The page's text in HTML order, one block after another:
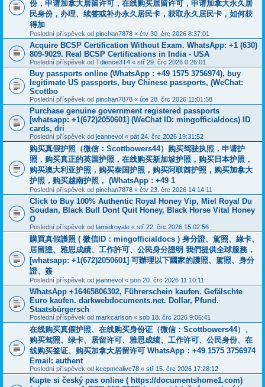
份，申请加拿大居留许可，在线购买居留许可，申请加拿大永久居
民身份，办理、续签或补办永久居民卡，获取永久居民卡，如何获
得加
Poslední příspěvek od pinchan7878 « čtv 30. črc 2026 8:37:01
Acquire BCSP Certification Without Exam. WhatsApp: +1 (630)
809-9029. Real BCSP Certifications in India - USA
Poslední příspěvek od Tdience3T4 « stř 29. črc 2026 0:26:01
Buy passports online (WhatsApp : +49 1575 3756974), buy
legitimate US passports, buy Chinese passports, (WeChat:
Scottbo
Poslední příspěvek od pinchan7878 « úte 28. črc 2026 11:01:58
Purchase genuine government registered passports
[whatsapp: +1(672)2050601] (WeChat ID: mingofficialdocs) ID
cards, dri
Poslední příspěvek od jeannevol « pát 24. črc 2026 19:31:52
购买真假护照（微信：Scottbowers44）购买驾驶执照，申请护
照，购买真正的英国护照，在线购买新加坡护照，购买日本护照，
购买澳大利亚护照，购买泰国护照，购买阿联酋护照，购买加拿大
护照，购买越南护照， (WhatsApp : +49 1
Poslední příspěvek od pinchan7878 « čtv 23. črc 2026 14:14:11
Click to Buy 100% Authentic Royal Honey Vip, Miel Royal Du
Soudan, Black Bull Dont Quit Honey, Black Horse Vital Honey
O
Poslední příspěvek od lamielroyale « stř 22. črc 2026 15:02:56
購買真假護照 ( 微信ID：mingofficialdocs ) 身分證、駕照、綠卡、
居留證、雅思成績、工作許可、公民身分證明 我們提供全球服務，
[whatsapp: +1(672)2050601] 可辦理以下國家的護照、駕照、身分
證、簽
Poslední příspěvek od jeannevol « pon 20. črc 2026 11:10:11
WhatsApp +16465806302, Führerschein kaufen. Gefälschte
Euro kaufen. darkwebdocuments.net. Dollar, Pfund.
Staatsbürgersch
Poslední příspěvek od markcarlson « sob 18. črc 2026 9:06:41
在线购买真假护照、在线购买身份证（微信：Scottbowers44）、
购买驾照、绿卡、居留许可、雅思成绩、工作许可、公民身份、在
线购买签证、购买加拿大居留许可 WhatsApp：+49 1575 3756974
Email: authent
Poslední příspěvek od keepmealive78 « stř 15. črc 2026 17:28:12
Kupte si český pas online ( https://documentshome1.com)